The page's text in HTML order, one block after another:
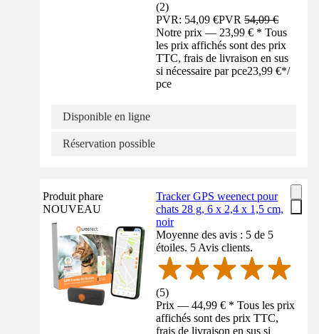
(2)
PVR: 54,09 €PVR54,09 €
Notre prix — 23,99 € * Tous
les prix affichés sont des prix
TTC, frais de livraison en sus
si nécessaire par pce23,99 €*/
pce
Disponible en ligne
Réservation possible
Produit phare
NOUVEAU
Tracker GPS weenect pour
chats 28 g, 6 x 2,4 x 1,5 cm,
noir
Moyenne des avis : 5 de 5
étoiles. 5 Avis clients.
(5)
Prix — 44,99 € * Tous les prix
affichés sont des prix TTC,
frais de livraison en sus si